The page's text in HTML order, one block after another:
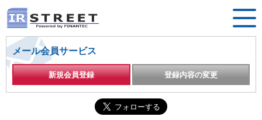
メール会員サービス
新規会員登録 登録内容の変更